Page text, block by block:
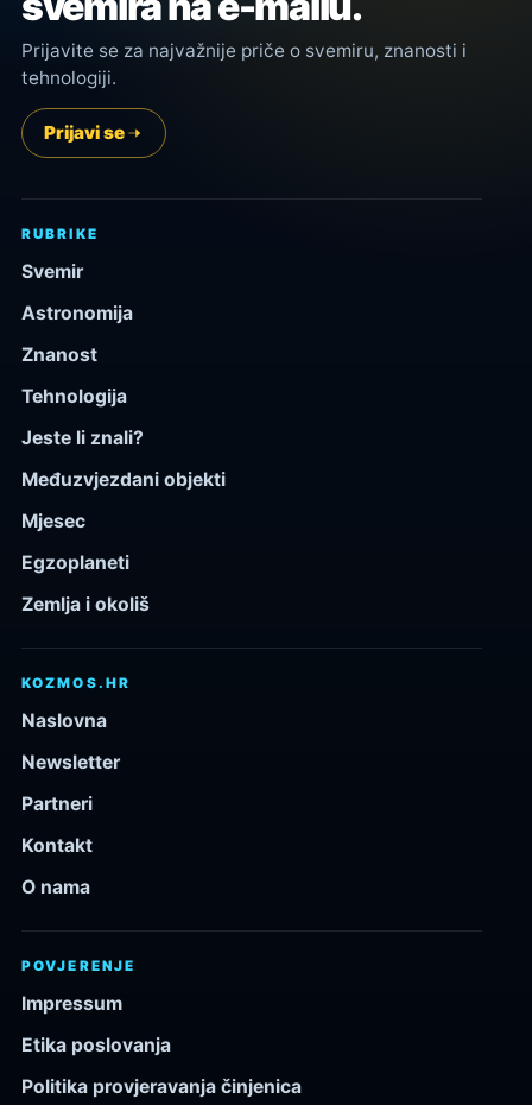
Prijavite se za najvažnije priče o svemiru, znanosti i
tehnologiji.
Prijavi se
RUBRIKE
Svemir
Astronomija
Znanost
Tehnologija
Jeste li znali?
Međuzvjezdani objekti
Mjesec
Egzoplaneti
Zemlja i okoliš
KOZMOS.HR
Naslovna
Newsletter
Partneri
Kontakt
O nama
POVJERENJE
Impressum
Etika poslovanja
Politika provjeravanja činjenica